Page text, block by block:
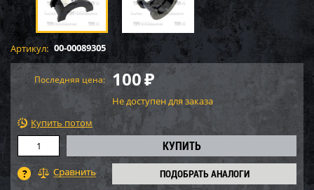
Артикул: 00-00089305
Последняя цена: 100₽
Не доступен для заказа
Купить потом
ПОДОБРАТЬ АНАЛОГИ